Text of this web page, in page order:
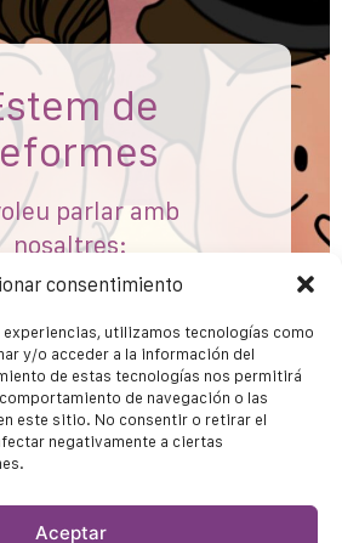
consentimiento
experiencias, utilizamos tecnologías como
y/o acceder a la información del
de estas tecnologías nos permitirá
de navegación o las
este sitio. No consentir o retirar el
negativamente a ciertas
Aceptar
de
parlar amb
nosaltres: